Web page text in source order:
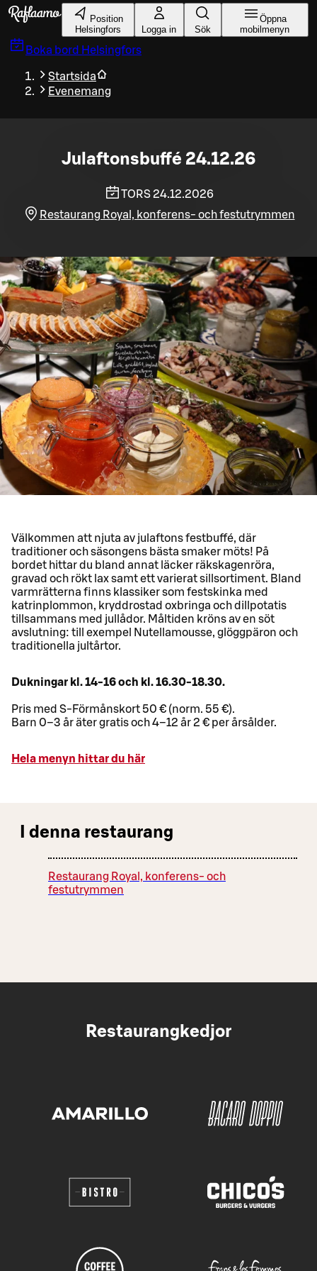
Gå till huvudinnehållet
Position
Helsingfors
Logga in Sök
Öppna
mobilmenyn
Boka bord Helsingfors
Startsida
Evenemang
Julaftonsbuffé 24.12.26
TORS 24.12.2026
Restaurang Royal, konferens- och festutrymmen
Välkommen att njuta av julaftons festbuffé, där
traditioner och säsongens bästa smaker möts! På
bordet hittar du bland annat läcker räkskagenröra,
gravad och rökt lax samt ett varierat sillsortiment. Bland
varmrätterna finns klassiker som festskinka med
katrinplommon, kryddrostad oxbringa och dillpotatis
tillsammans med jullådor. Måltiden kröns av en söt
avslutning: till exempel Nutellamousse, glöggpäron och
traditionella jultårtor.
Dukningar kl. 14-16 och kl. 16.30-18.30.
Pris med S-Förmånskort 50 € (norm. 55 €).
Barn 0–3 år äter gratis och 4–12 år 2 € per årsålder.
Hela menyn hittar du här
I denna restaurang
Restaurang Royal, konferens- och
festutrymmen
Restaurangkedjor